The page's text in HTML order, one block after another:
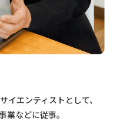
イエンティストとして、
業などに従事。